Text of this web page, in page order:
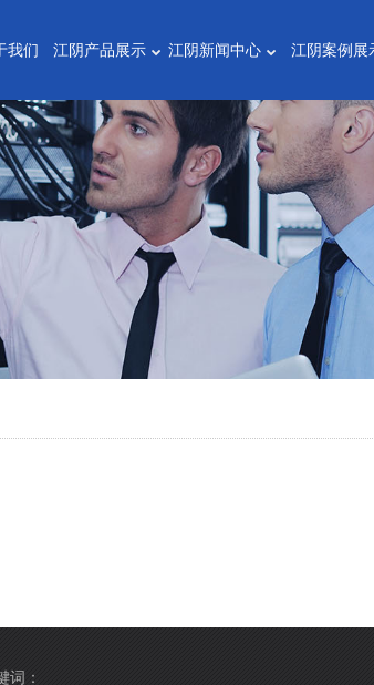
我们 江阴产品展示 江阴新闻中心 江阴案例展
词：